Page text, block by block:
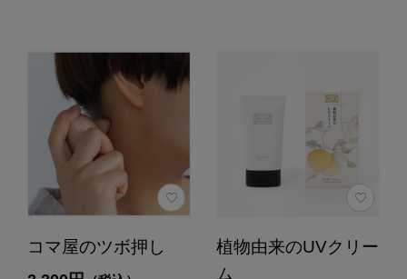
コマ屋のツボ押し
植物由来のUVクリー
ム